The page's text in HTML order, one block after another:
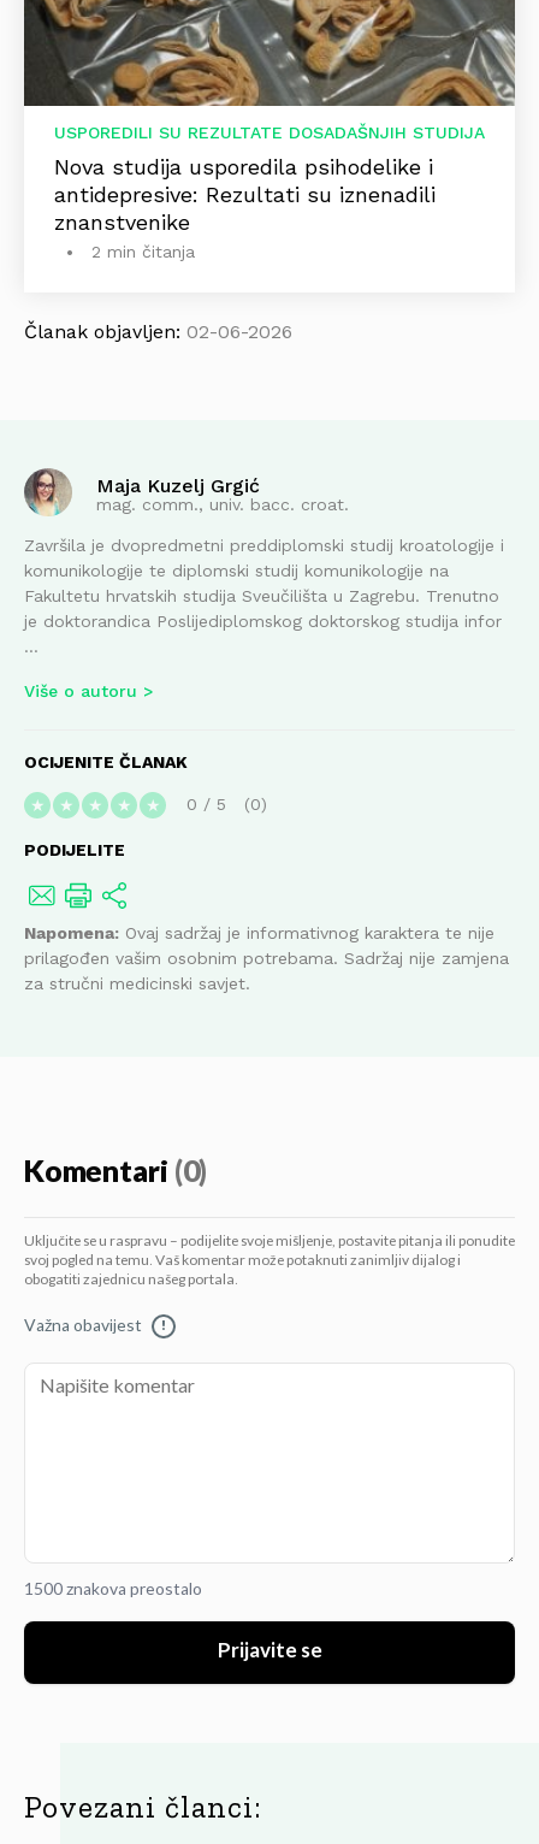
USPOREDILI SU REZULTATE DOSADAŠNJIH STUDIJA
Nova studija usporedila psihodelike i
antidepresive: Rezultati su iznenadili
znanstvenike
2 min čitanja
Članak objavljen: 02-06-2026
Maja Kuzelj Grgić
mag. comm., univ. bacc. croat.
Završila je dvopredmetni preddiplomski studij kroatologije i
komunikologije te diplomski studij komunikologije na
Fakultetu hrvatskih studija Sveučilišta u Zagrebu. Trenutno
je doktorandica Poslijediplomskog doktorskog studija infor
...
Više o autoru
OCIJENITE ČLANAK
★ ★ ★ ★ ★ 0 / 5 0
PODIJELITE
Napomena: Ovaj sadržaj je informativnog karaktera te nije
prilagođen vašim osobnim potrebama. Sadržaj nije zamjena
za stručni medicinski savjet.
Komentari (0)
Uključite se u raspravu – podijelite svoje mišljenje, postavite pitanja ili ponudite
svoj pogled na temu. Vaš komentar može potaknuti zanimljiv dijalog i
obogatiti zajednicu našeg portala.
Važna obavijest !
1500 znakova preostalo
Prijavite se
Povezani članci: